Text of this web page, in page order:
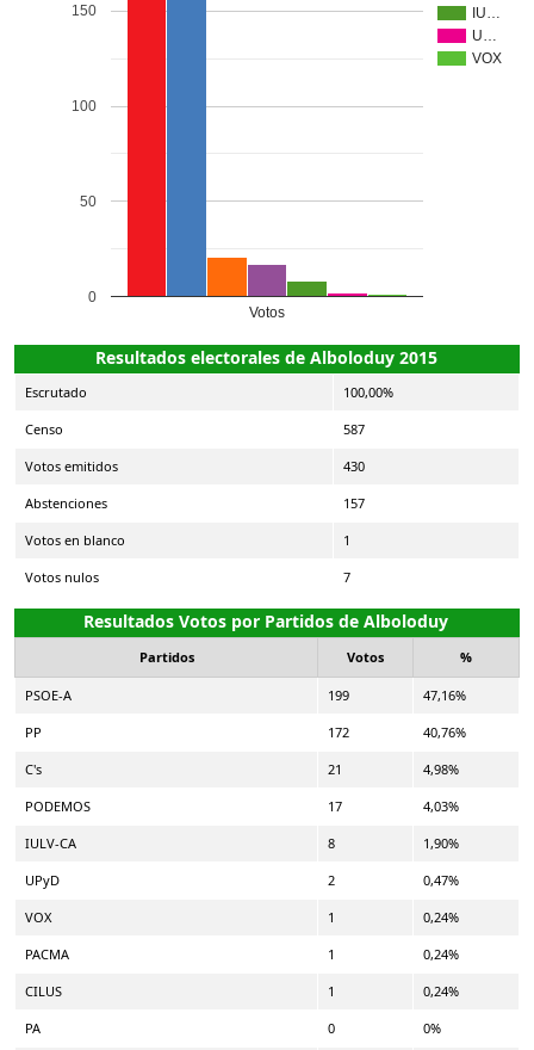
IU…
U…
VOX
Votos
0
50
100
150
Resultados electorales de Alboloduy 2015
Escrutado 100,00%
Censo 587
Votos emitidos 430
Abstenciones 157
Votos en blanco 1
Votos nulos 7
Resultados Votos por Partidos de Alboloduy
Partidos Votos %
PSOE-A 199 47,16%
PP 172 40,76%
C's 21 4,98%
PODEMOS 17 4,03%
IULV-CA 8 1,90%
UPyD 2 0,47%
VOX 1 0,24%
PACMA 1 0,24%
CILUS 1 0,24%
PA 0 0%